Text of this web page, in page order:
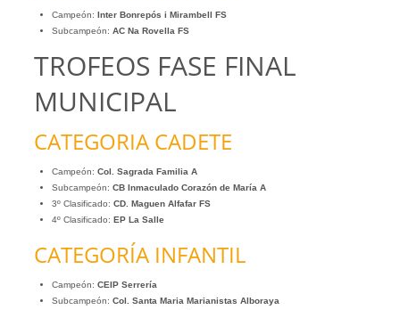
Campeón: Inter Bonrepós i Mirambell FS
Subcampeón: AC Na Rovella FS
TROFEOS FASE FINAL
MUNICIPAL
CATEGORIA CADETE
Campeón: Col. Sagrada Familia A
Subcampeón: CB Inmaculado Corazón de María A
3º Clasificado: CD. Maguen Alfafar FS
4º Clasificado: EP La Salle
CATEGORÍA INFANTIL
Campeón: CEIP Serrería
Subcampeón: Col. Santa Maria Marianistas Alboraya